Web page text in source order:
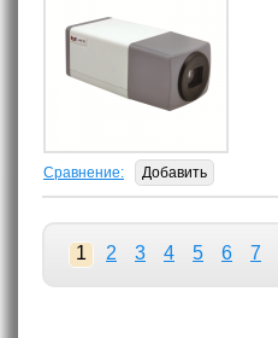
Сравнение: Добавить
1 2 3 4 5 6 7